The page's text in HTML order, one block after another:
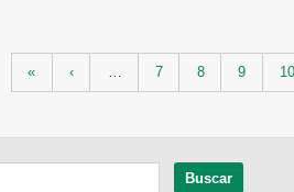
« ‹ … 7 8 9 10